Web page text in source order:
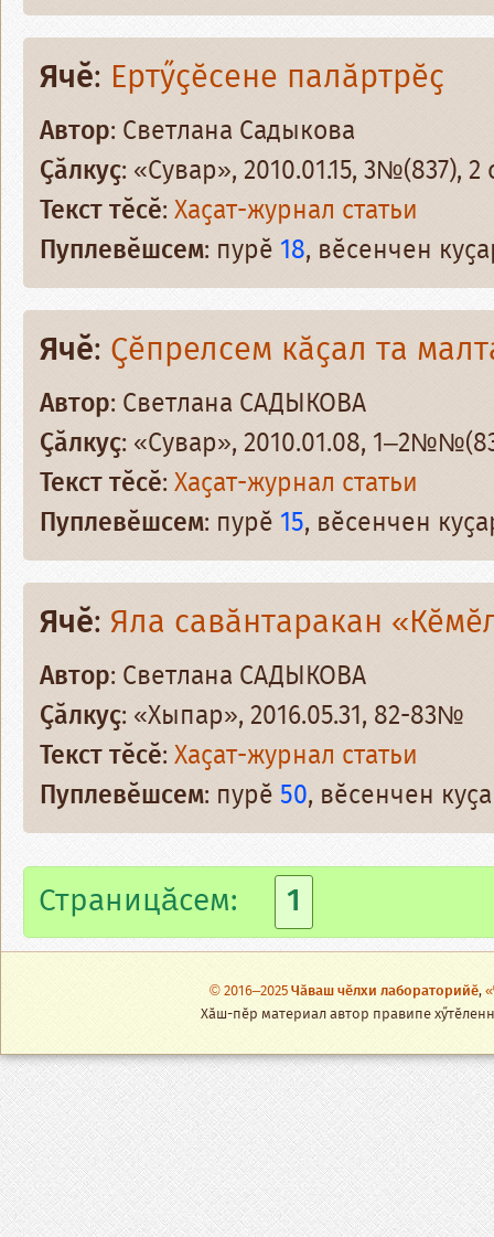
Ячӗ: Ертӳҫӗсене палӑртрӗҫ
Автор: Светлана Садыкова
Ҫӑлкуҫ: «Сувар», 2010.01.15, 3№(837), 2
Текст тӗсӗ:Хаҫат-журнал статьи
Пуплевӗшсем: пурӗ 18, вӗсенчен
Ячӗ: Ҫӗпрелсем кӑҫал та
Автор: Светлана САДЫКОВА
Ҫӑлкуҫ: «Сувар», 2010.01.08,
Текст тӗсӗ:Хаҫат-журнал статьи
Пуплевӗшсем: пурӗ 15, вӗсенчен
Ячӗ: Яла савӑнтаракан
Автор: Светлана САДЫКОВА
Ҫӑлкуҫ: «Хыпар», 2016.05.31, 82-83№
Текст тӗсӗ:Хаҫат-журнал статьи
Пуплевӗшсем: пурӗ50, вӗсенчен
Страницăсем: 1
© 2016–2025Чӑваш чӗлхи лабораторийӗ,
Хӑш-пӗр материал автор правипе